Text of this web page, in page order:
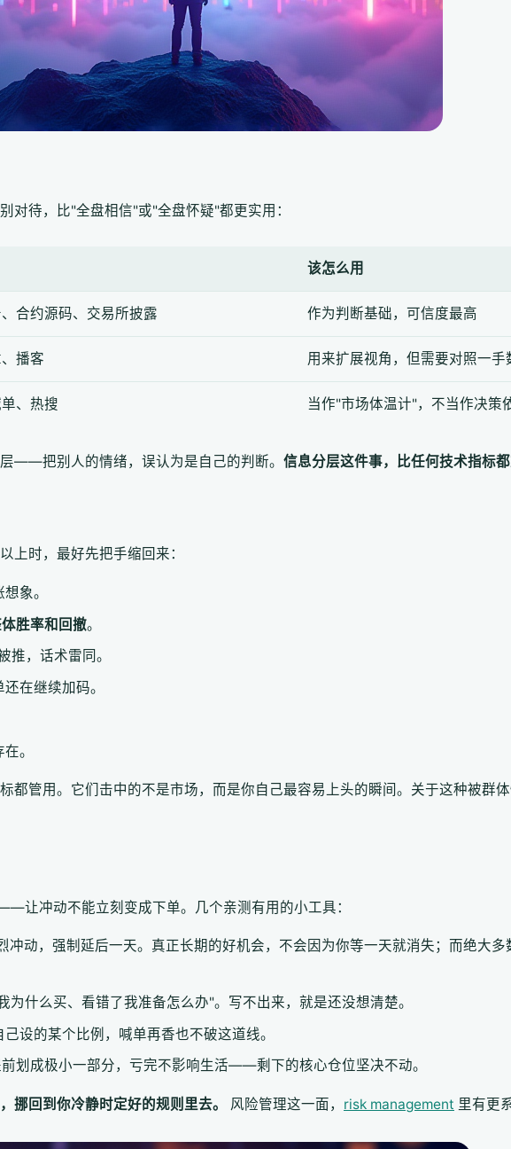
对待，比"全盘相信"或"全盘怀疑"都更实用：
该怎么用
合约源码、交易所披露 作为判断基础，可信度最高
播客 用来扩展视角，但需要对照一手
、热搜 当作"市场体温计"，不当作决策
——把别人的情绪，误认为是自己的判断。 信息分层这件事，比任何技术指标都
上时，最好先把手缩回来：
象。
胜率和回撤。
推，话术雷同。
在继续加码。
。
都管用。它们击中的不是市场，而是你自己最容易上头的瞬间。关于这种被群体
让冲动不能立刻变成下单。几个亲测有用的小工具：
冲动，强制延后一天。真正长期的好机会，不会因为你等一天就消失；而绝大多
为什么买、看错了我准备怎么办"。写不出来，就是还没想清楚。
设的某个比例，喊单再香也不破这道线。
划成极小一部分，亏完不影响生活——剩下的核心仓位坚决不动。
挪回到你冷静时定好的规则里去。 风险管理这一面， risk management 里有更